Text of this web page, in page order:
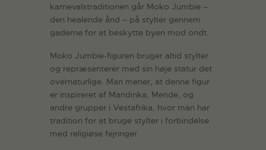
karnevalstraditionen går Moko Jumbie –
den healende ånd – på stylter gennem
gaderne for at beskytte byen mod ondt.
Moko Jumbie-figuren bruger altid stylter
og repræsenterer med sin høje statur det
overnaturlige. Man mener, at denne figur
er inspireret af Mandinka, Mende, og
andre grupper i Vestafrika, hvor man har
tradition for at bruge stylter i forbindelse
med religiøse fejringer.